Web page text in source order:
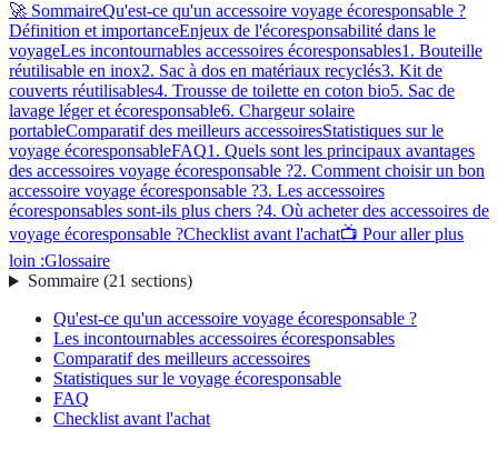
🚀 SommaireQu'est-ce qu'un accessoire voyage écoresponsable ?
Définition et importanceEnjeux de l'écoresponsabilité dans le
voyageLes incontournables accessoires écoresponsables1. Bouteille
réutilisable en inox2. Sac à dos en matériaux recyclés3. Kit de
couverts réutilisables4. Trousse de toilette en coton bio5. Sac de
lavage léger et écoresponsable6. Chargeur solaire
portableComparatif des meilleurs accessoiresStatistiques sur le
voyage écoresponsableFAQ1. Quels sont les principaux avantages
des accessoires voyage écoresponsable ?2. Comment choisir un bon
accessoire voyage écoresponsable ?3. Les accessoires
écoresponsables sont-ils plus chers ?4. Où acheter des accessoires de
voyage écoresponsable ?Checklist avant l'achat📺 Pour aller plus
loin :Glossaire
Sommaire(21 sections)
Qu'est-ce qu'un accessoire voyage écoresponsable ?
Les incontournables accessoires écoresponsables
Comparatif des meilleurs accessoires
Statistiques sur le voyage écoresponsable
FAQ
Checklist avant l'achat